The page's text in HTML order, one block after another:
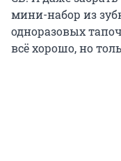
мини-набор из
одноразовых
всё хорошо, но